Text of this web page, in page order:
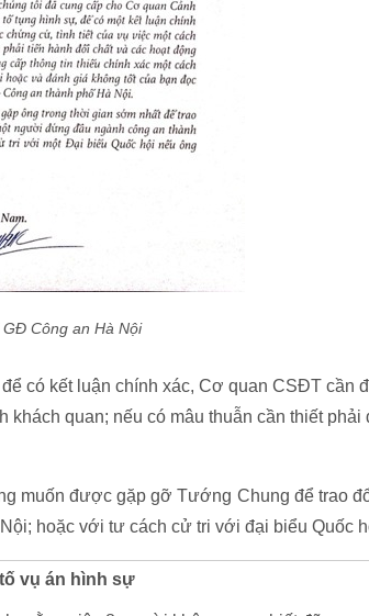
Công an Hà Nội
có kết luận chính xác, Cơ quan CSĐT cần
quan; nếu có mâu thuẫn cần thiết phải
muốn được gặp gỡ Tướng Chung để trao
hoặc với tư cách cử tri với đại biểu Quốc
vụ án hình sự